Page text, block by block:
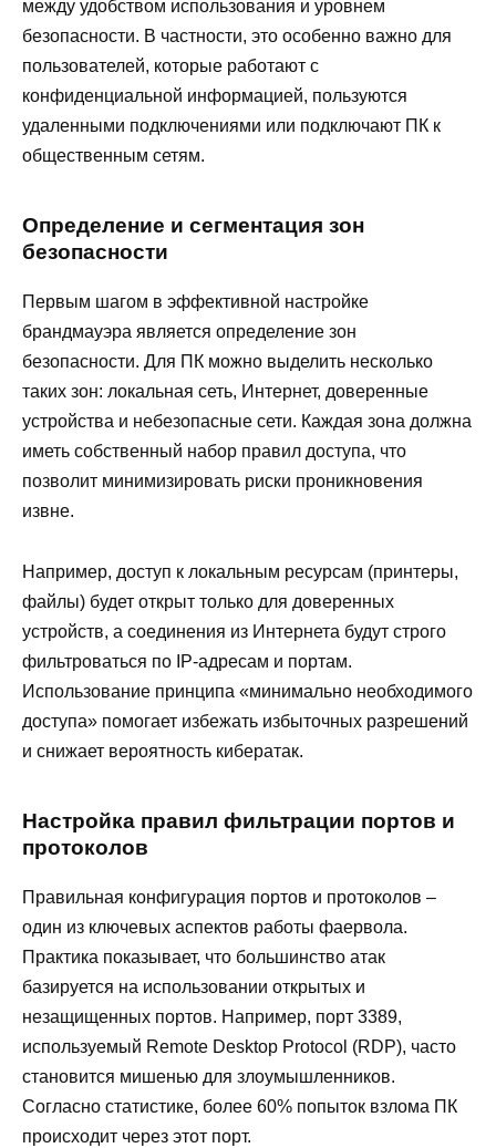
между удобством использования и уровнем
безопасности. В частности, это особенно важно для
пользователей, которые работают с
конфиденциальной информацией, пользуются
удаленными подключениями или подключают ПК к
общественным сетям.
Определение и сегментация зон
безопасности
Первым шагом в эффективной настройке
брандмауэра является определение зон
безопасности. Для ПК можно выделить несколько
таких зон: локальная сеть, Интернет, доверенные
устройства и небезопасные сети. Каждая зона должна
иметь собственный набор правил доступа, что
позволит минимизировать риски проникновения
извне.
Например, доступ к локальным ресурсам (принтеры,
файлы) будет открыт только для доверенных
устройств, а соединения из Интернета будут строго
фильтроваться по IP-адресам и портам.
Использование принципа «минимально необходимого
доступа» помогает избежать избыточных разрешений
и снижает вероятность кибератак.
Настройка правил фильтрации портов и
протоколов
Правильная конфигурация портов и протоколов –
один из ключевых аспектов работы фаервола.
Практика показывает, что большинство атак
базируется на использовании открытых и
незащищенных портов. Например, порт 3389,
используемый Remote Desktop Protocol (RDP), часто
становится мишенью для злоумышленников.
Согласно статистике, более 60% попыток взлома ПК
происходит через этот порт.